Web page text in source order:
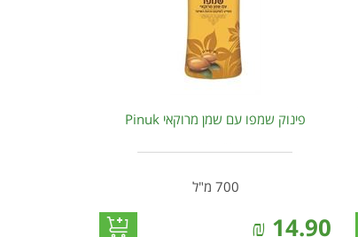
פינוק שמפו עם שמן מרוקאי Pinuk
700 מ"ל
14.90
₪